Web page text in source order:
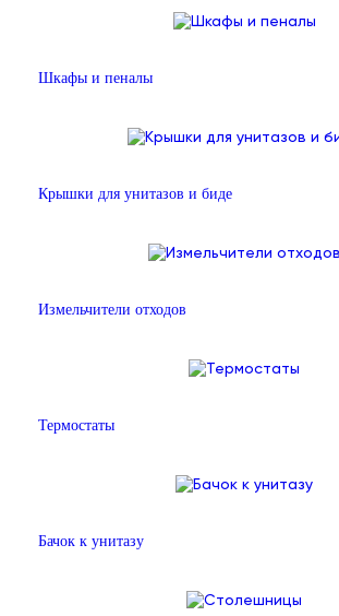
Шкафы и пеналы
Крышки для унитазов и биде
Измельчители отходов
Термостаты
Бачок к унитазу